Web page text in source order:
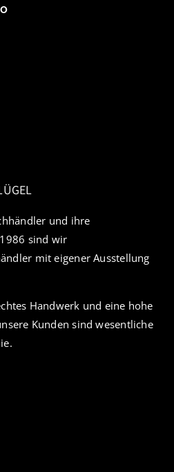
und ihre
sind wir
mit eigener Ausstellung
Handwerk und eine hohe
Kunden sind wesentliche